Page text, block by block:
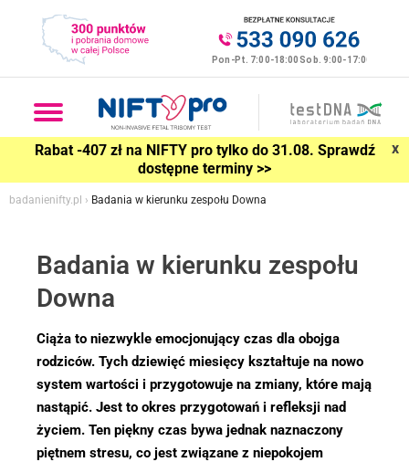
Rabat -407 zł na NIFTY pro tylko do 31.08. Sprawdź
dostępne terminy >>
x
badanienifty.pl › Badania w kierunku zespołu Downa
Badania w kierunku zespołu
Downa
Ciąża to niezwykle emocjonujący czas dla obojga
rodziców. Tych dziewięć miesięcy kształtuje na nowo
system wartości i przygotowuje na zmiany, które mają
nastąpić. Jest to okres przygotowań i refleksji nad
życiem. Ten piękny czas bywa jednak naznaczony
piętnem stresu, co jest związane z niepokojem